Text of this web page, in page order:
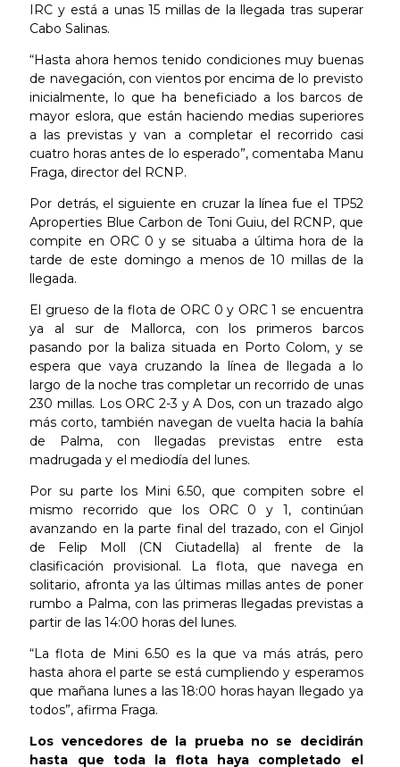
IRC y está a unas 15 millas de la llegada tras superar
Cabo Salinas.
“Hasta ahora hemos tenido condiciones muy buenas
de navegación, con vientos por encima de lo previsto
inicialmente, lo que ha beneficiado a los barcos de
mayor eslora, que están haciendo medias superiores
a las previstas y van a completar el recorrido casi
cuatro horas antes de lo esperado”, comentaba Manu
Fraga, director del RCNP.
Por detrás, el siguiente en cruzar la línea fue el TP52
Aproperties Blue Carbon de Toni Guiu, del RCNP, que
compite en ORC 0 y se situaba a última hora de la
tarde de este domingo a menos de 10 millas de la
llegada.
El grueso de la flota de ORC 0 y ORC 1 se encuentra
ya al sur de Mallorca, con los primeros barcos
pasando por la baliza situada en Porto Colom, y se
espera que vaya cruzando la línea de llegada a lo
largo de la noche tras completar un recorrido de unas
230 millas. Los ORC 2-3 y A Dos, con un trazado algo
más corto, también navegan de vuelta hacia la bahía
de Palma, con llegadas previstas entre esta
madrugada y el mediodía del lunes.
Por su parte los Mini 6.50, que compiten sobre el
mismo recorrido que los ORC 0 y 1, continúan
avanzando en la parte final del trazado, con el Ginjol
de Felip Moll (CN Ciutadella) al frente de la
clasificación provisional. La flota, que navega en
solitario, afronta ya las últimas millas antes de poner
rumbo a Palma, con las primeras llegadas previstas a
partir de las 14:00 horas del lunes.
“La flota de Mini 6.50 es la que va más atrás, pero
hasta ahora el parte se está cumpliendo y esperamos
que mañana lunes a las 18:00 horas hayan llegado ya
todos”, afirma Fraga.
Los vencedores de la prueba no se decidirán
hasta que toda la flota haya completado el